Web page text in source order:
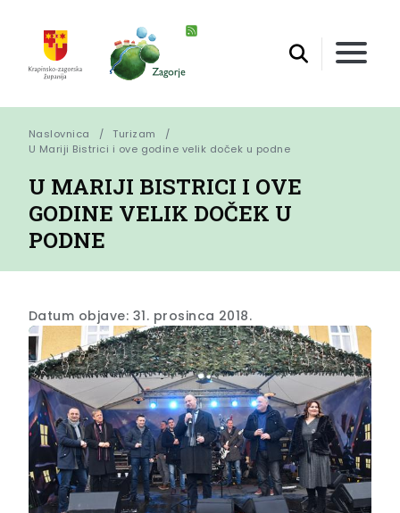
Naslovnica
Turizam
U Mariji Bistrici i ove godine velik doček u podne
U MARIJI BISTRICI I OVE
GODINE VELIK DOČEK U
PODNE
Datum objave: 31. prosinca 2018.